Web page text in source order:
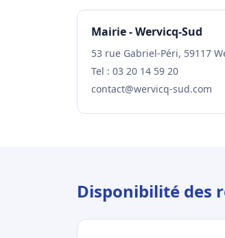
Mairie - Wervicq-Sud
53 rue Gabriel-Péri, 59117
Tel : 03 20 14 59 20
contact@wervicq-sud.com
Disponibilité des